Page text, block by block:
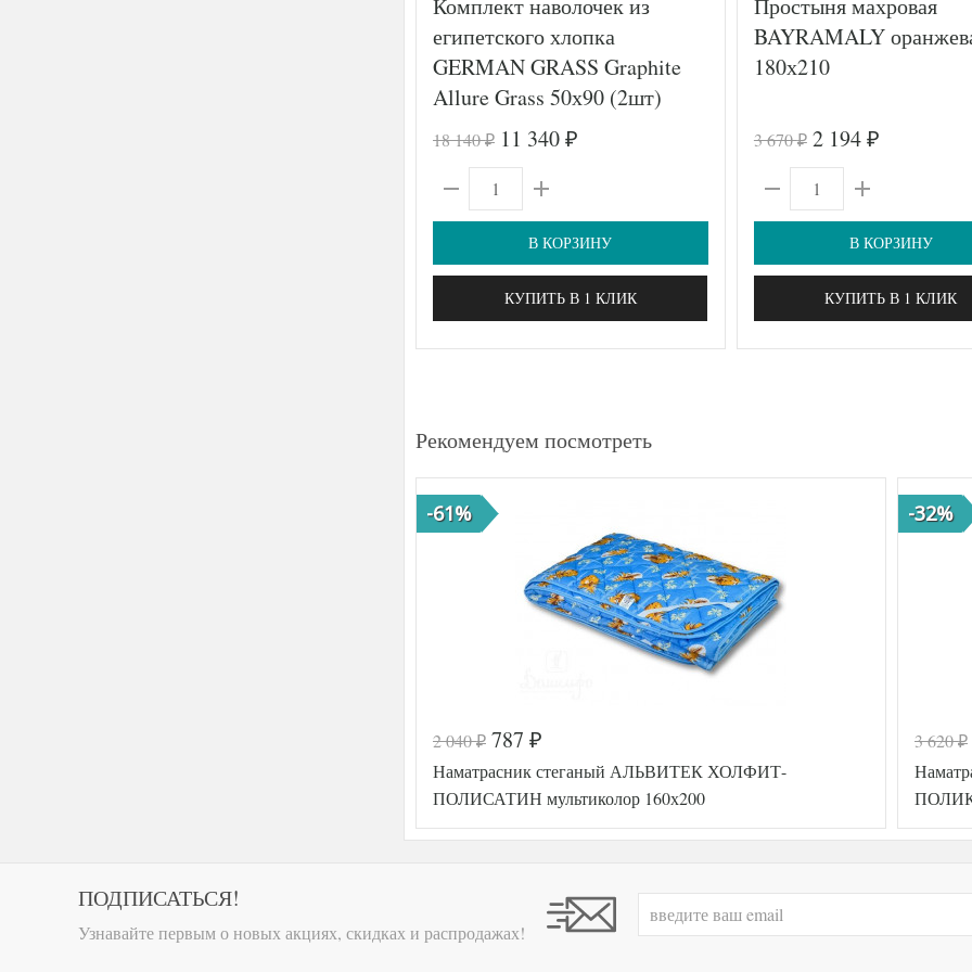
египетского хлопка
GERMAN GRASS Graphite
Allure Grass 50х90 (2шт)
18 140₽ 11 340 ₽
В КОРЗИНУ
КУПИТЬ В 1 КЛИК
BAYRAMALY
180х210
3 670₽ 2 194 ₽
В КОРЗИНУ
КУПИТЬ В 1 КЛИК
Рекомендуем посмотреть
-61%
2 040₽ 787 ₽
Наматрасник стеганый АЛЬВИТЕК ХОЛФИТ-
ПОЛИСАТИН мультиколор 160х200
-32%
3 620₽
ПОДПИСАТЬСЯ!
Узнавайте первым о новых акциях, скидках и распродажах!